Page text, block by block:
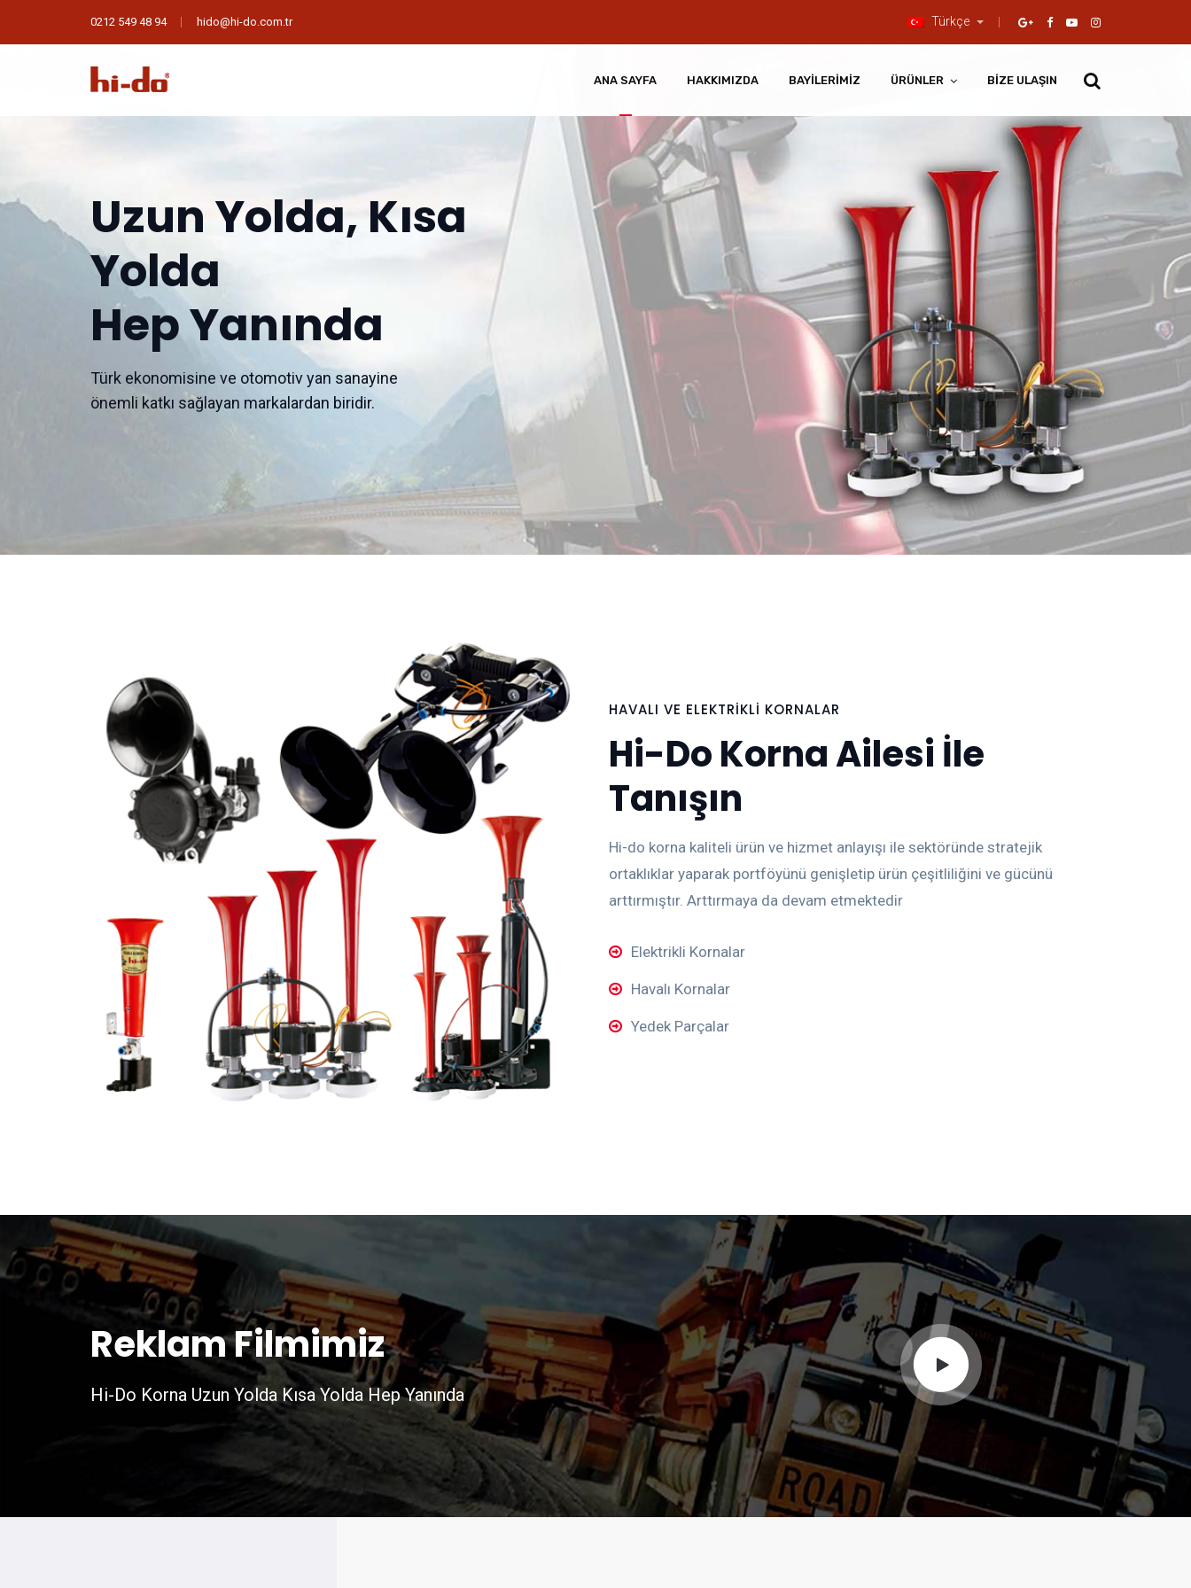
0212 549 48 94 hido@hi-do.com.tr Türkçe
ANA SAYFA HAKKIMIZDA BAYILERIMIZ ÜRÜNLER BIZE ULAŞIN
Uzun Yolda, Kısa
Yolda
Hep Yanında
Türk ekonomisine ve otomotiv yan sanayine
önemli katkı sağlayan markalardan biridir.
HAVALI VE ELEKTRİKLİ KORNALAR
Hi-Do Korna Ailesi İle
Tanışın
Hi-do korna kaliteli ürün ve hizmet anlayışı ile sektöründe stratejik
ortaklıklar yaparak portföyünü genişletip ürün çeşitliliğini ve gücünü
arttırmıştır. Arttırmaya da devam etmektedir
Elektrikli Kornalar
Havalı Kornalar
Yedek Parçalar
Reklam Filmimiz
Hi-Do Korna Uzun Yolda Kısa Yolda Hep Yanında